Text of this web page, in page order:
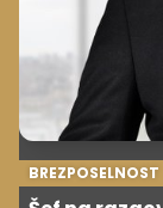
BREZPOSELNOST